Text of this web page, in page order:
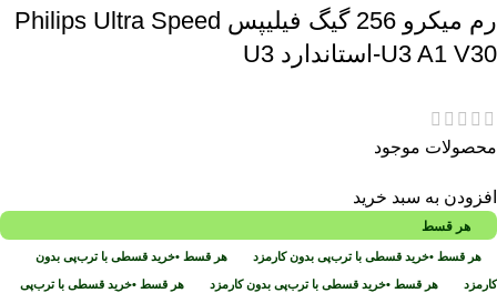
رم میکرو 256 گیگ فیلیپس Philips Ultra Speed
U3 A1 V30-استاندارد U3
محصولات موجود
افزودن به سبد خرید
هر قسط
هر قسط •خرید قسطی با ترب‌پی بدون کارمزد هر قسط •خرید قسطی با ترب‌پی بدون
کارمزد هر قسط •خرید قسطی با ترب‌پی بدون کارمزد هر قسط •خرید قسطی با ترب‌پی